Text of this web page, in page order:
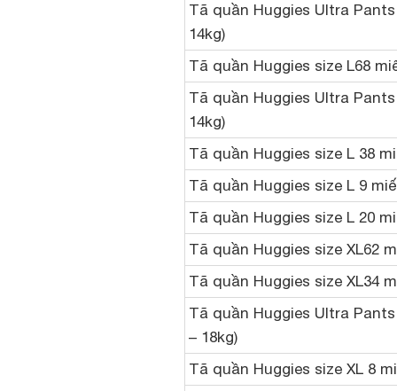
Tã quần Huggies Ultra
14kg)
Tã quần Huggies size L68
Tã quần Huggies Ultra
14kg)
Tã quần Huggies size L 38
Tã quần Huggies size L 9
Tã quần Huggies size L 20
Tã quần Huggies size XL62
Tã quần Huggies size XL34
Tã quần Huggies Ultra
– 18kg)
Tã quần Huggies size XL 8